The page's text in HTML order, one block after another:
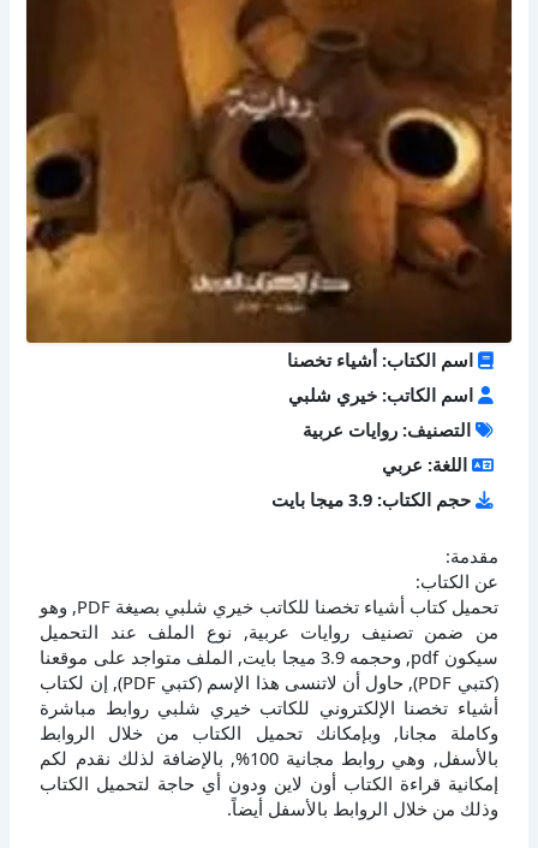
اسم الكتاب: أشياء تخصنا
اسم الكاتب: خيري شلبي
التصنيف: روايات عربية
اللغة: عربي
حجم الكتاب: 3.9 ميجا بايت
مقدمة:
عن الكتاب:
تحميل كتاب أشياء تخصنا للكاتب خيري شلبي بصيغة PDF, وهو
من ضمن تصنيف روايات عربية, نوع الملف عند التحميل
سيكون pdf, وحجمه 3.9 ميجا بايت, الملف متواجد على موقعنا
(كتبي PDF), حاول أن لاتنسى هذا الإسم (كتبي PDF), إن لكتاب
أشياء تخصنا الإلكتروني للكاتب خيري شلبي روابط مباشرة
وكاملة مجانا, وبإمكانك تحميل الكتاب من خلال الروابط
بالأسفل, وهي روابط مجانية 100%, بالإضافة لذلك نقدم لكم
إمكانية قراءة الكتاب أون لاين ودون أي حاجة لتحميل الكتاب
وذلك من خلال الروابط بالأسفل أيضاً.